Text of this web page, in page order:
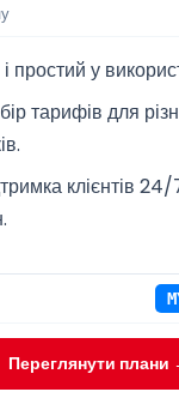
і простий у
тарифів для
клієнтів 24/
Переглянути плани